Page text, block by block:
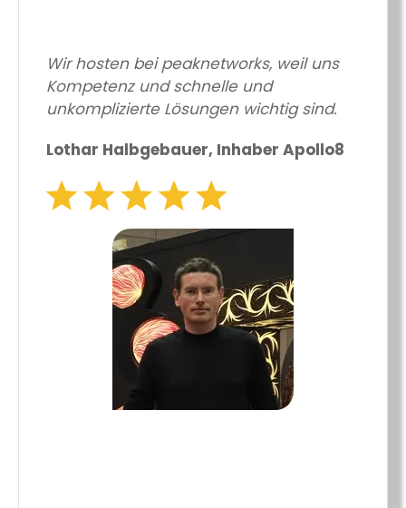
Wir hosten bei peaknetworks, weil uns
Kompetenz und schnelle und
unkomplizierte Lösungen wichtig sind.
Lothar Halbgebauer, Inhaber Apollo8